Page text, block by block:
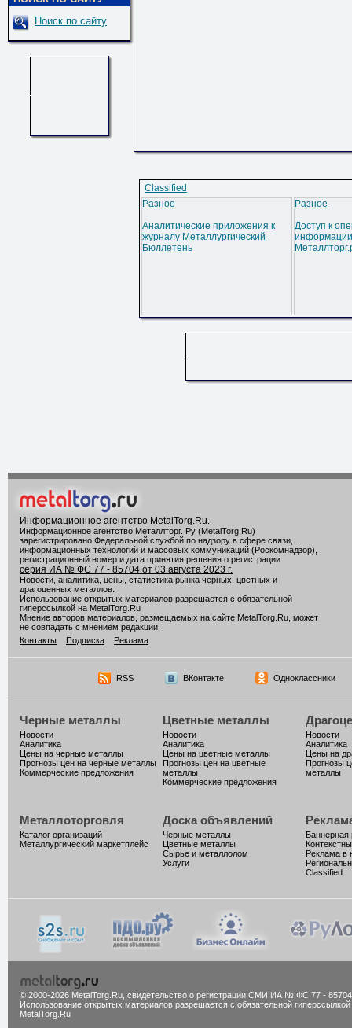
Поиск по сайту
Classified
Разное
Аналитические приложения к
журналу Металлургический
Бюллетень
Разное
Доступ к
Информационное агентство MetalTorg.Ru
Информационное агентство Металлторг. Ру (MetalTorg.Ru)
зарегистрировано Федеральной службой по надзору в сфере связи,
информационных технологий и массовых коммуникаций (Роскомнадзор),
регистрационный номер и дата принятия решения о регистрации:
серия ИА № ФС 77 - 85704 от 03 августа 2023 г.
Новости, аналитика, цены, статистика рынка черных, цветных и
драгоценных металлов.
Использование открытых материалов разрешается с обязательной
гиперссылкой на MetalTorg.Ru
Мнение авторов материалов, размещаемых на сайте MetalTorg.Ru, может
не совпадать с мнением редакции.
Контакты
Подписка Реклама
RSS ВКонтакте Одноклассники
Черные металлы
Новости
Аналитика
Цены на черные металлы
Прогнозы цен на черные металлы
Коммерческие предложения
Цветные металлы
Новости
Аналитика
Цены на цветные металлы
Прогнозы цен на цветные
металлы
Коммерческие предложения
Новости
Аналитика
Цены на
Прогнозы
металлы
Металлоторговля
Каталог организаций
Металлургический маркетплейс
Доска объявлений
Черные металлы
Цветные металлы
Сырье и металлолом
Услуги
Баннерная
Реклама в
Classified
© 2000-2026 MetalTorg.Ru, cвидетельство о регистрации СМИ ИА № ФС 77 - 85704
Использование открытых материалов разрешается с обязательной гиперссылкой
MetalTorg.Ru